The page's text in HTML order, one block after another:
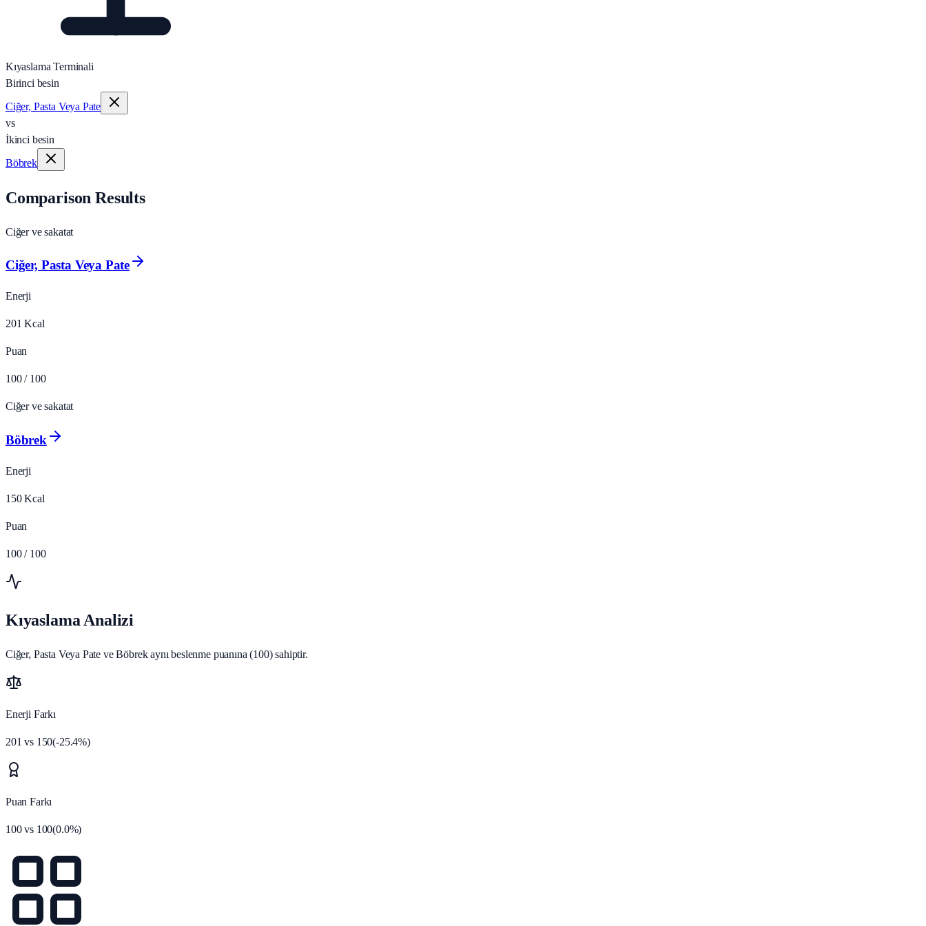
Kıyaslama Terminali
Birinci besin
Ciğer, Pasta Veya Pate
vs
İkinci besin
Böbrek
Comparison Results
Ciğer ve sakatat
Ciğer, Pasta Veya Pate
Enerji
201 Kcal
Puan
100 / 100
Ciğer ve sakatat
Böbrek
Enerji
150 Kcal
Puan
100 / 100
Kıyaslama Analizi
Ciğer, Pasta Veya Pate ve Böbrek aynı beslenme puanına (100) sahiptir.
Enerji Farkı
201 vs 150(-25.4%)
Puan Farkı
100vs 100(0.0%)